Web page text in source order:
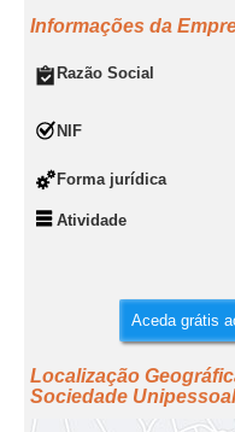
Informações da
Razão Social
NIF
Forma jurídica
Atividade
Aceda grátis
Localização
Sociedade